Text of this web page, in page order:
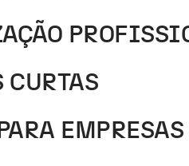
CURTAS
EMPRESAS